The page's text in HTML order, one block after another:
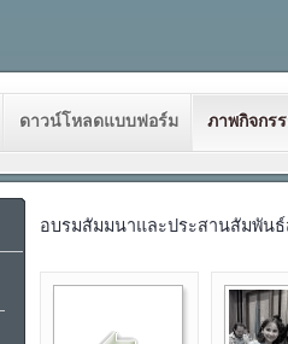
ดาวน์โหลดแบบฟอร์ม ภาพกิจกร
อบรมสัมมนาและประสานสัมพัน